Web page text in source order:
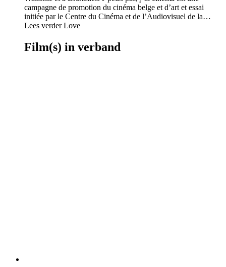
campagne de promotion du cinéma belge et d’art et essai
initiée par le Centre du Cinéma et de l’Audiovisuel de la…
Lees verder Love
Film(s) in verband